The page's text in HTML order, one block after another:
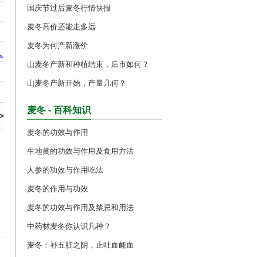
国庆节过后麦冬行情快报
麦冬高价还能走多远
麦冬为何产新涨价
山麦冬产新和种植结束，后市如何？
山麦冬产新开始，产量几何？
麦冬 - 百科知识
麦冬的功效与作用
生地黄的功效与作用及食用方法
人参的功效与作用吃法
麦冬的作用与功效
麦冬的功效与作用及禁忌和用法
中药材麦冬你认识几种？
麦冬：补五脏之阴，止吐血衄血